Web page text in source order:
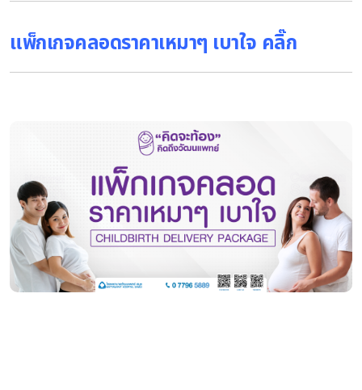
แพ็กเกจคลอดราคาเหมาๆ เบาใจ คลิ๊ก